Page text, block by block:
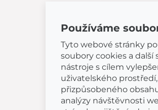
Další možnosti nákupu:
Najděte si prodejce
Nebo volejte(+420) 544 224
Používáme
Tyto webové stránky
soubory cookies a další
nástroje s cílem
uživatelského
přizpůsobeného
analýzy návštěvnosti